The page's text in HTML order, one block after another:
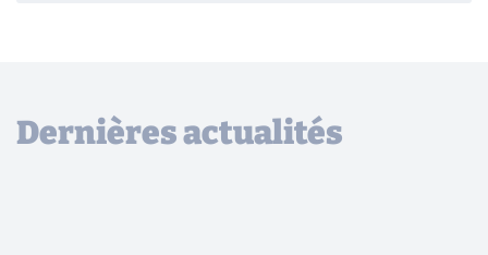
Dernières actualités